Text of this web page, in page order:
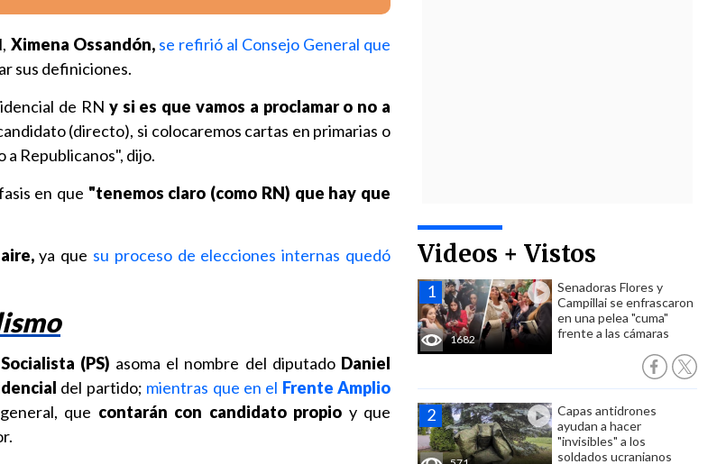
Videos + Vistos
1682
Senadoras Flores y
Campillai se enfrascaron
en una pelea "cuma"
frente a las cámaras
Capas antidrones
ayudan a hacer
"invisibles" a los
soldados ucranianos
Ximena Ossandón, se refirió al Consejo General que
sus definiciones.
de RN y si es que vamos a proclamar o no a
(directo), si colocaremos cartas en primarias o
a Republicanos", dijo.
en que "tenemos claro (como RN) que hay que
ya que su proceso de elecciones internas quedó
(PS) asoma el nombre del diputado Daniel
del partido; mientras que en el Frente Amplio
que contarán con candidato propio y que